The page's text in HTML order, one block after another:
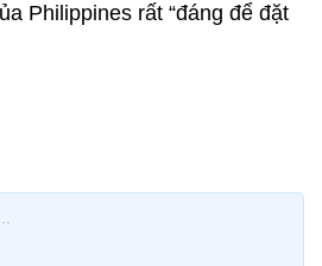
Philippines rất “đáng để đặt